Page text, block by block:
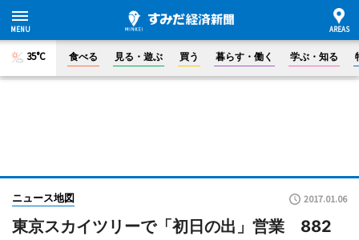
35°C 食べる 見る・遊ぶ 買う 暮らす・働く 学ぶ・知る
ニュース地図 2017.01.06
東京スカイツリーで「初日の出」営業 882